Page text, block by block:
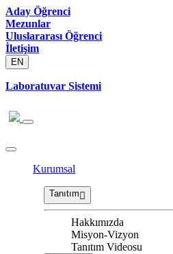
Aday Öğrenci
Mezunlar
Uluslararası Öğrenci
İletişim
EN
Laboratuvar Sistemi
Kurumsal
Tanıtım
Hakkımızda
Misyon-Vizyon
Tanıtım Videosu